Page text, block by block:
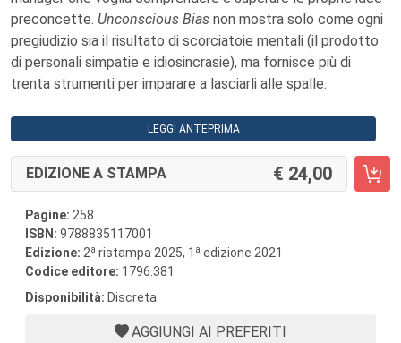
preconcette. Unconscious Bias non mostra solo come ogni
pregiudizio sia il risultato di scorciatoie mentali (il prodotto
di personali simpatie e idiosincrasie), ma fornisce più di
trenta strumenti per imparare a lasciarli alle spalle.
LEGGI ANTEPRIMA
EDIZIONE A STAMPA 24,00
Pagine: 258
ISBN: 9788835117001
Edizione: 2a ristampa 2025, 1 a edizione 2021
Codice editore: 1796.381
Disponibilità: Discreta
AGGIUNGI AI PREFERITI